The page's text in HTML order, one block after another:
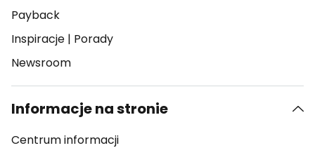
Payback
Inspiracje | Porady
Newsroom
Informacje na stronie
Centrum informacji